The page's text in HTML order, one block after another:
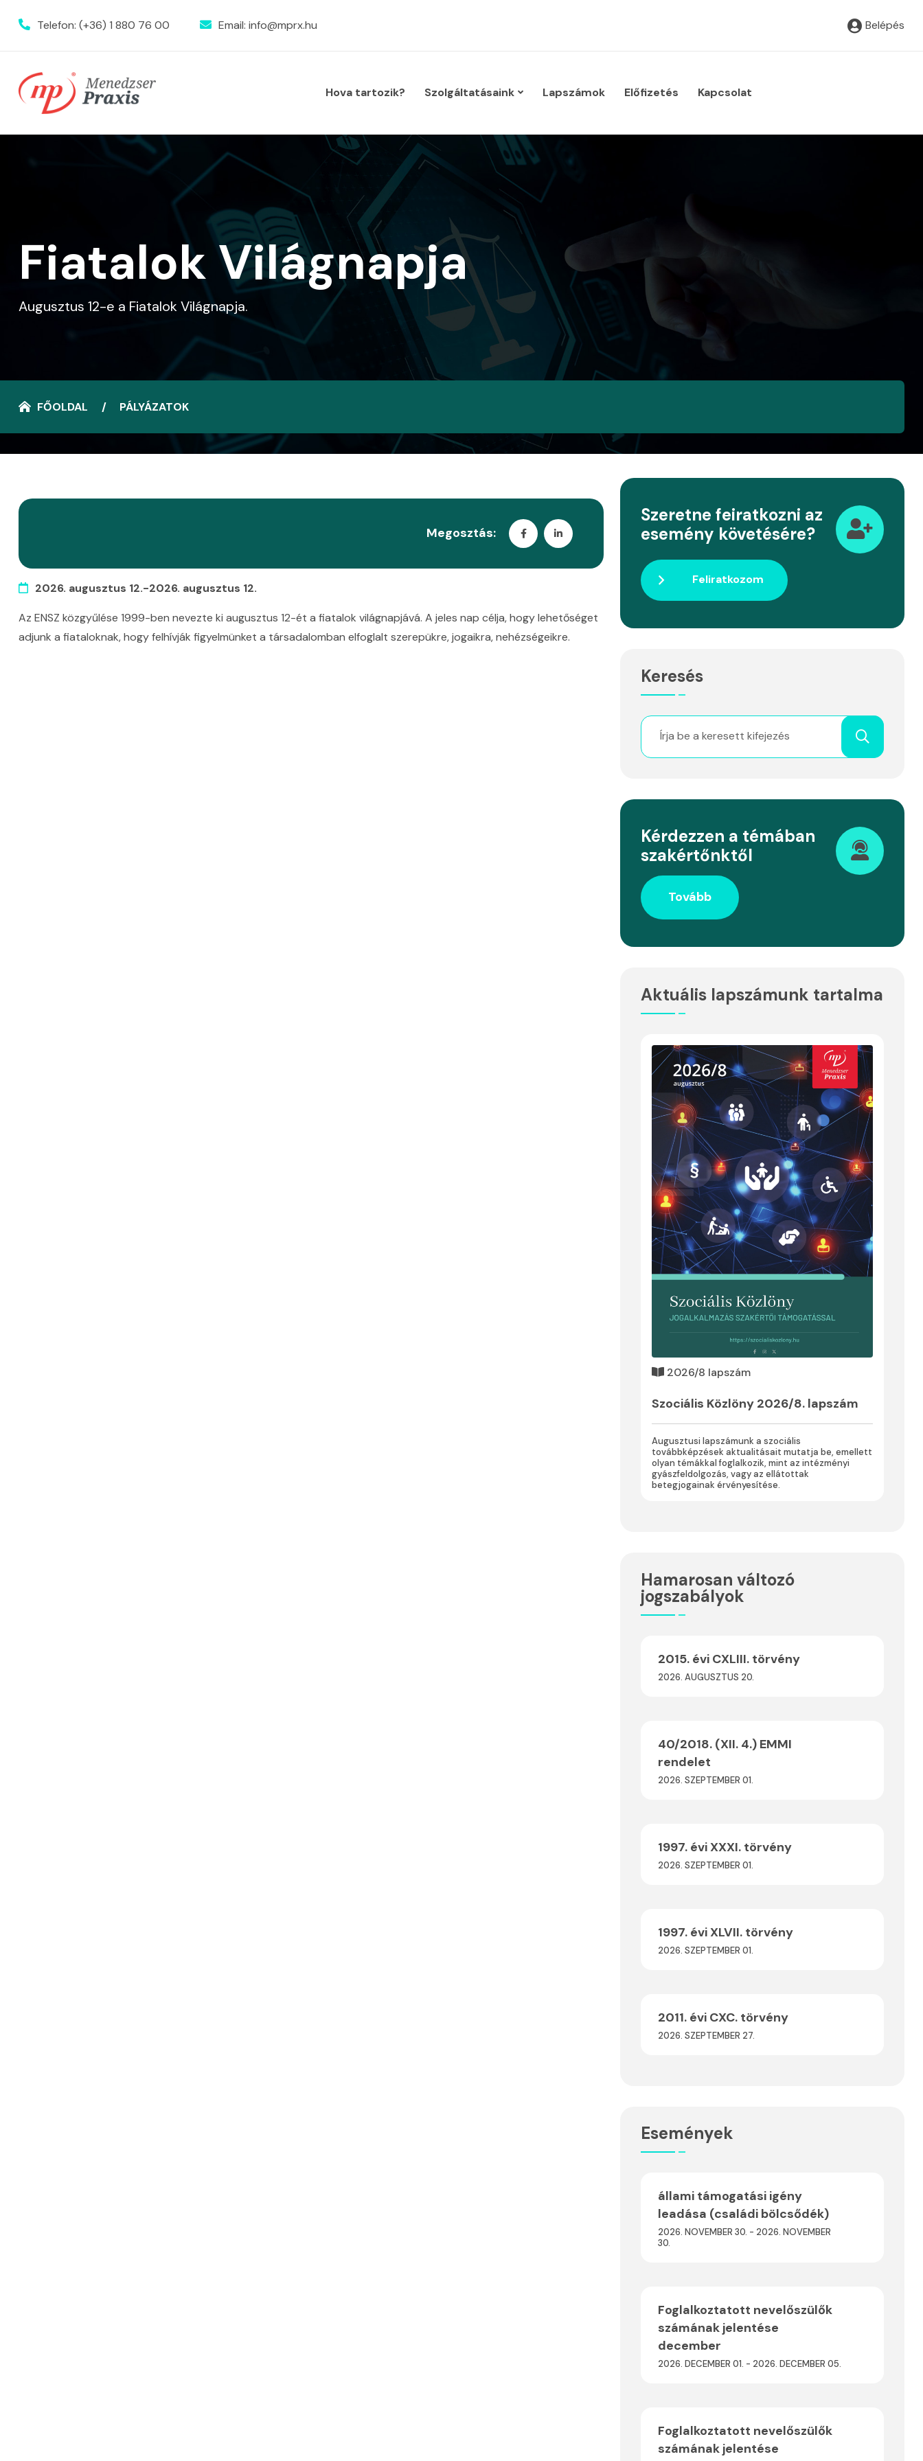
Telefon: (+36) 1 880 76 00 Email: info@mprx.hu Belépés
Hova tartozik? Szolgáltatásaink Lapszámok Előfizetés Kapcsolat
Fiatalok Világnapja
Augusztus 12-e a Fiatalok Világnapja.
FŐOLDAL PÁLYÁZATOK
Megosztás:
2026. augusztus 12.-2026. augusztus 12.
Az ENSZ közgyűlése 1999-ben nevezte ki augusztus 12-ét a fiatalok világnapjává. A jeles nap célja, hogy lehetőséget
adjunk a fiataloknak, hogy felhívják figyelmünket a társadalomban elfoglalt szerepükre, jogaikra, nehézségeikre.
Szeretne feiratkozni az
esemény követésére?
Feliratkozom
Keresés
Kérdezzen a témában
szakértőnktől
Tovább
Aktuális lapszámunk tartalma
2026/8 lapszám
Szociális Közlöny 2026/8. lapszám
Augusztusi lapszámunk a szociális
továbbképzések aktualitásait mutatja be, emellett
olyan témákkal foglalkozik, mint az intézményi
gyászfeldolgozás, vagy az ellátottak
betegjogainak érvényesítése.
Hamarosan változó
jogszabályok
2015. évi CXLIII. törvény
2026. AUGUSZTUS 20.
40/2018. (XII. 4.) EMMI
rendelet
2026. SZEPTEMBER 01.
1997. évi XXXI. törvény
2026. SZEPTEMBER 01.
1997. évi XLVII. törvény
2026. SZEPTEMBER 01.
2011. évi CXC. törvény
2026. SZEPTEMBER 27.
Események
állami támogatási igény
leadása (családi bölcsődék)
2026. NOVEMBER 30. - 2026. NOVEMBER
30.
Foglalkoztatott nevelőszülők
számának jelentése
december
2026. DECEMBER 01. - 2026. DECEMBER 05.
Foglalkoztatott nevelőszülők
számának jelentése